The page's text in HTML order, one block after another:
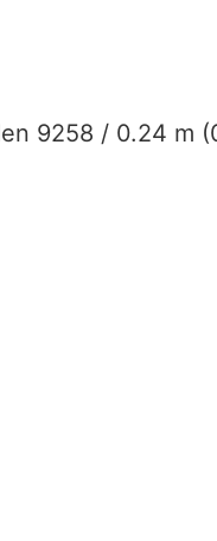
9258 / 0.24 m